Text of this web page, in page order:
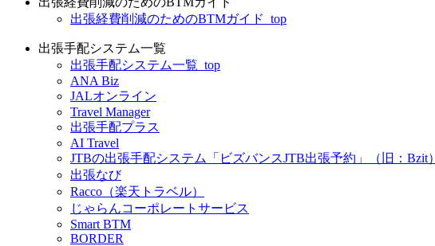
出張経費削減のためのBTMガイド_top
出張手配システム一覧
出張手配システム一覧_top
ANA Biz
JALオンライン
Travel Manager
出張手配プラス
AI Travel
JTBの出張手配システム「ビズバンスJTB出張予約」（旧：Bzit）
出張なび
Racco（楽天トラベル）
じゃらんコーポレートサービス
Smart BTM
BORDER